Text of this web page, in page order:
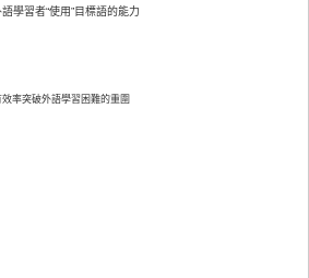
學習者“使用”目標語的能力
率突破外語學習困難的重圍